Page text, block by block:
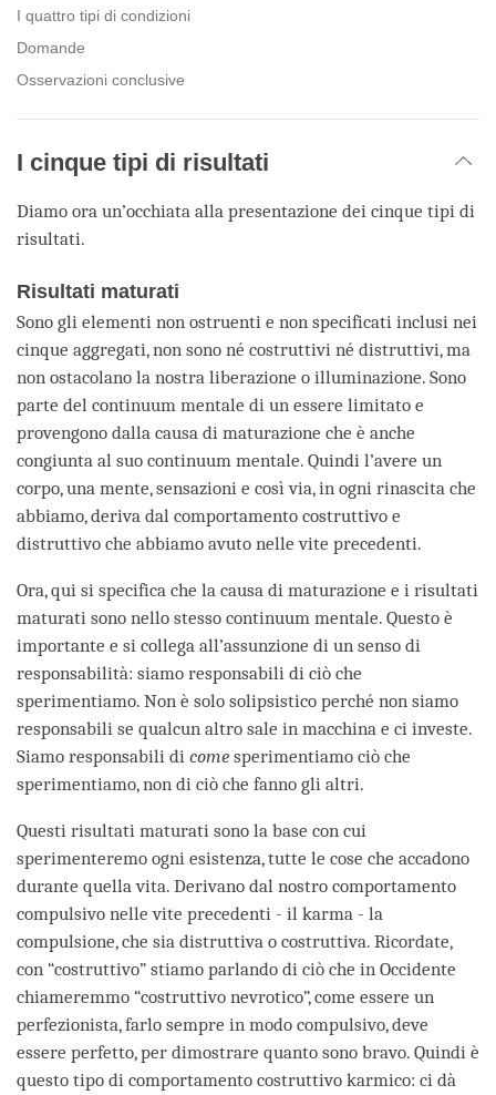
I quattro tipi di condizioni
Domande
Osservazioni conclusive
I cinque tipi di risultati
Diamo ora un’occhiata alla presentazione dei cinque tipi di
risultati.
Risultati maturati
Sono gli elementi non ostruenti e non specificati inclusi nei
cinque aggregati, non sono né costruttivi né distruttivi, ma
non ostacolano la nostra liberazione o illuminazione. Sono
parte del continuum mentale di un essere limitato e
provengono dalla causa di maturazione che è anche
congiunta al suo continuum mentale. Quindi l’avere un
corpo, una mente, sensazioni e così via, in ogni rinascita che
abbiamo, deriva dal comportamento costruttivo e
distruttivo che abbiamo avuto nelle vite precedenti.
Ora, qui si specifica che la causa di maturazione e i risultati
maturati sono nello stesso continuum mentale. Questo è
importante e si collega all’assunzione di un senso di
responsabilità: siamo responsabili di ciò che
sperimentiamo. Non è solo solipsistico perché non siamo
responsabili se qualcun altro sale in macchina e ci investe.
Siamo responsabili di come sperimentiamo ciò che
sperimentiamo, non di ciò che fanno gli altri.
Questi risultati maturati sono la base con cui
sperimenteremo ogni esistenza, tutte le cose che accadono
durante quella vita. Derivano dal nostro comportamento
compulsivo nelle vite precedenti - il karma - la
compulsione, che sia distruttiva o costruttiva. Ricordate,
con “costruttivo” stiamo parlando di ciò che in Occidente
chiameremmo “costruttivo nevrotico”, come essere un
perfezionista, farlo sempre in modo compulsivo, deve
essere perfetto, per dimostrare quanto sono bravo. Quindi è
questo tipo di comportamento costruttivo karmico: ci dà